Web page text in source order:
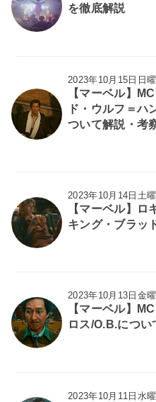
を徹底解説
2023年10月15日日
【マーベル】
ド・ウルフ＝ハ
ついて解説・考
2023年10月14日土曜
【マーベル】ロ
キング・ブラッ
2023年10月13日金曜
【マーベル】
ロス/O.B.につい
2023年10月11日水